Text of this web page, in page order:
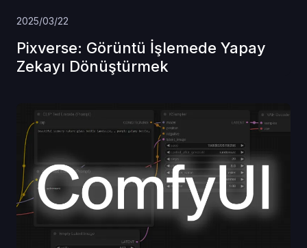
2025/03/22
Pixverse: Görüntü İşlemede Yapay
Zekayı Dönüştürmek